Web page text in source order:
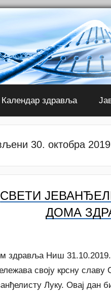
Календар здравља
30. октобра
СВЕТИ
ДОМА
здравља Ниш 31.10.2019.
своју крсну cлаву
Луку. Овај дан